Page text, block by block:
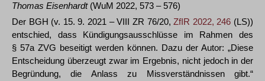
Thomas Eisenhardt(WuM 2022, 573 – 576)
Der BGH (v. 15. 9. 2021 – VIII ZR 76/20,ZfIR 2022, 246 (LS))
entschied, dass Kündigungsausschlüsse im Rahmen des
§ 57a ZVG beseitigt werden können. Dazu der Autor: „Diese
Entscheidung überzeugt zwar im Ergebnis, nicht jedoch in der
Begründung, die Anlass zu Missverständnissen gibt.“